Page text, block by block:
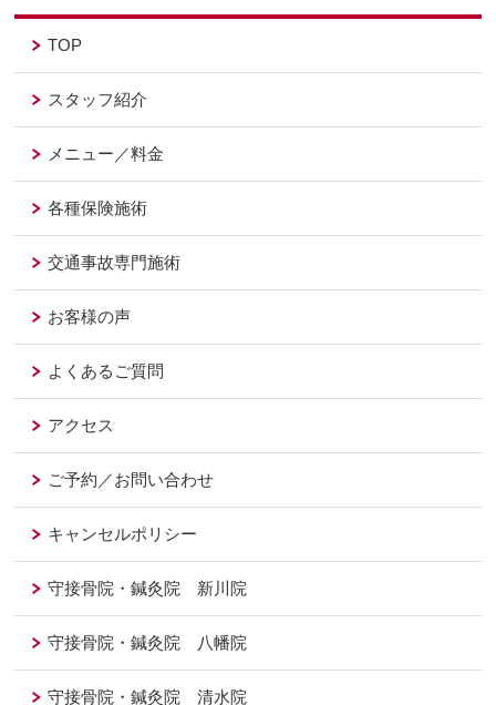
TOP
スタッフ紹介
メニュー／料金
各種保険施術
交通事故専門施術
お客様の声
よくあるご質問
アクセス
ご予約／お問い合わせ
キャンセルポリシー
守接骨院・鍼灸院 新川院
守接骨院・鍼灸院 八幡院
守接骨院・鍼灸院 清水院